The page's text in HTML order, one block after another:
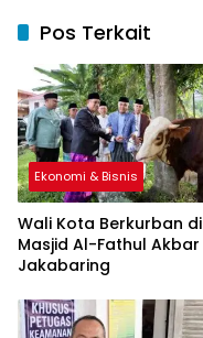
Pos Terkait
Ekonomi & Bisnis
Wali Kota Berkurban di
Masjid Al-Fathul Akbar
Jakabaring